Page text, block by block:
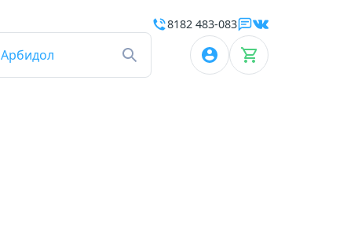
Арбидол
8182 483-083